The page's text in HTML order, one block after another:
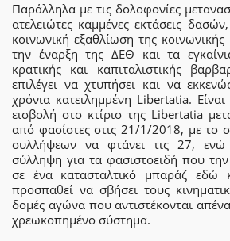
Παράλληλα με τις δολοφονίες
ατελειώτες καμμένες εκτάσεις
κοινωνική εξαθλίωση της
την έναρξη της ΔΕΘ και τα
κρατικής και καπιταλιστικής
επιλέγει να χτυπήσει και να
χρόνια κατειλημμένη Libertatia.
εισβολή στο κτίριο της Libertatia
από φασίστες στις 21/1/2018, με το
συλλήψεων να φτάνει τις 27, ενώ
σύλληψη για τα φασιστοειδή που
σε ένα κατασταλτικό μπαράζ εδώ
προσπαθεί να σβήσει τους
δομές αγώνα που αντιστέκονται
χρεωκοπημένο σύστημα.